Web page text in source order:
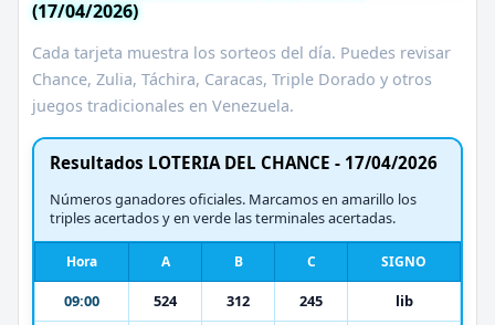
(17/04/2026)
Cada tarjeta muestra los sorteos del día. Puedes revisar
Chance, Zulia, Táchira, Caracas, Triple Dorado y otros
juegos tradicionales en Venezuela.
Resultados LOTERIA DEL CHANCE - 17/04/2026
Números ganadores oficiales. Marcamos en amarillo los
triples acertados y en verde las terminales acertadas.
Hora A B C SIGNO
09:00 524 312 245
lib